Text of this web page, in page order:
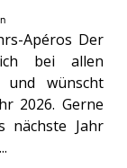
Apéros Der
bei allen
und wünscht
2026. Gerne
nächste Jahr